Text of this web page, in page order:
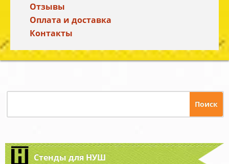
Отзывы
Оплата и доставка
Контакты
Стенды для НУШ